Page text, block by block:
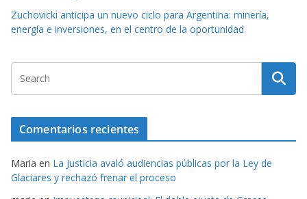
Zuchovicki anticipa un nuevo ciclo para Argentina: minería,
energía e inversiones, en el centro de la oportunidad
Comentarios recientes
Maria en La Justicia avaló audiencias públicas por la Ley de
Glaciares y rechazó frenar el proceso